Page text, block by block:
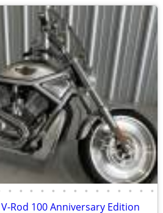
• • • • • • • • • • • • • •
Rod 100 Anniversary Edition